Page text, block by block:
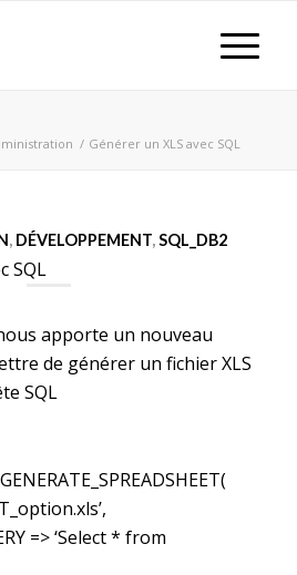
/ Générer un XLS avec SQL
, DÉVELOPPEMENT,SQL_DB2
SQL
apporte un nouveau
de générer un fichier XLS
SQL
=> ‘Select * from